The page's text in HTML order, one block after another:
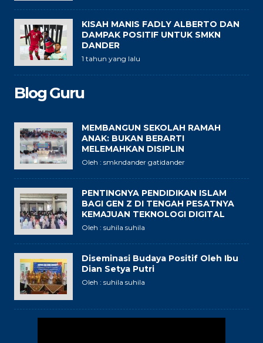
KISAH MANIS FADLY ALBERTO DAN
DAMPAK POSITIF UNTUK SMKN
DANDER
1 tahun yang lalu
Blog Guru
MEMBANGUN SEKOLAH RAMAH
ANAK: BUKAN BERARTI
MELEMAHKAN DISIPLIN
Oleh : smkndander gatidander
PENTINGNYA PENDIDIKAN ISLAM
BAGI GEN Z DI TENGAH PESATNYA
KEMAJUAN TEKNOLOGI DIGITAL
Oleh : suhila suhila
Diseminasi Budaya Positif Oleh Ibu
Dian Setya Putri
Oleh : suhila suhila